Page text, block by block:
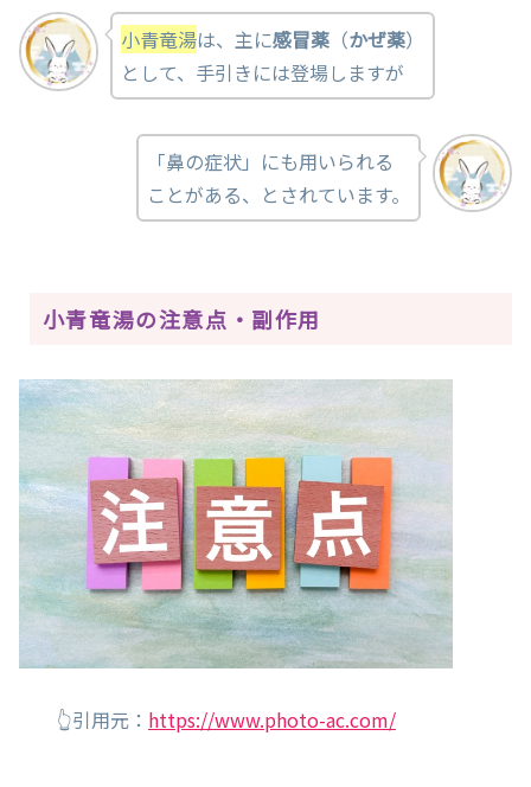
小青竜湯は、主に感冒薬（かぜ薬）
として、手引きには登場しますが
「鼻の症状」にも用いられる
ことがある、とされています。
小青竜湯の注意点・副作用
👆引用元： https://www.photo-ac.com/